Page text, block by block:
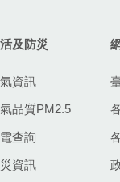
及防災
資訊
品質PM2.5
查詢
資訊